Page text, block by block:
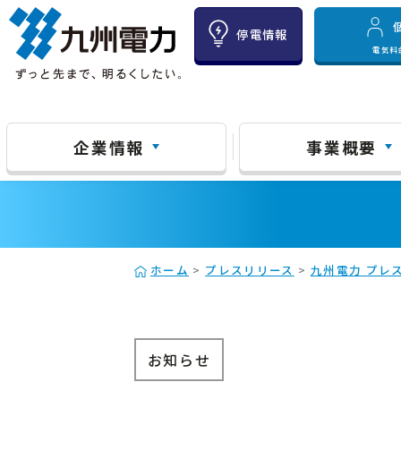
停電情報
電気料
企業情報 事業概要
ホーム > プレスリリース > 九州電力 プレ
お知らせ